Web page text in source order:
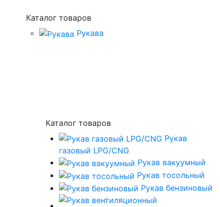
Каталог товаров
Рукава
Каталог товаров
Рукав
газовый LPG/CNG
Рукав вакуумный
Рукав тосольный
Рукав бензиновый